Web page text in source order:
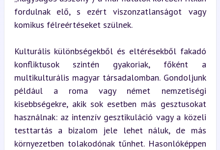
fordulnak elő, s ezért viszonzatlanságot vagy
komikus félreértéseket szülnek.
Kulturális különbségekből és eltérésekből fakadó
konfliktusok szintén gyakoriak, főként a
multikulturális magyar társadalomban. Gondoljunk
például a roma vagy német nemzetiségi
kisebbségekre, akik sok esetben más gesztusokat
használnak: az intenzív gesztikuláció vagy a közeli
testtartás a bizalom jele lehet náluk, de más
környezetben tolakodónak tűnhet. Hasonlóképpen